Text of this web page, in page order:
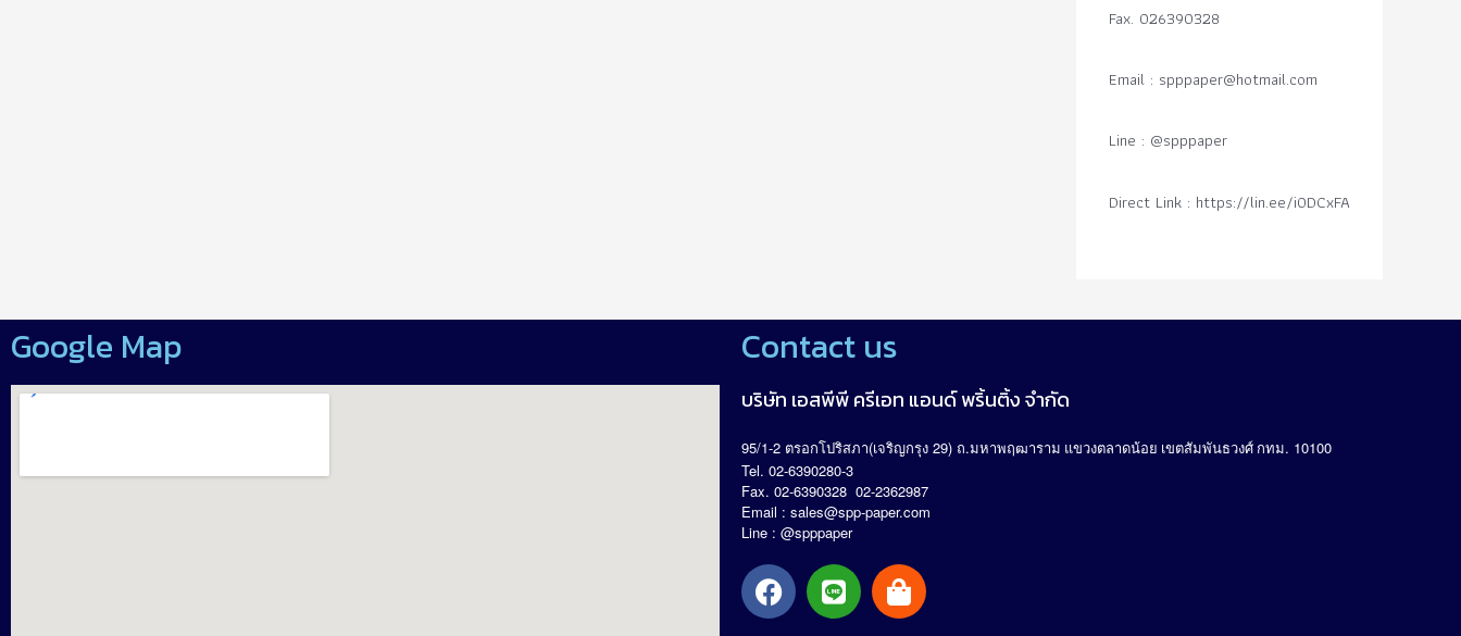
Fax. 026390328
Email : spppaper@hotmail.com
Line : @spppaper
Direct Link : https://lin.ee/i0DCxFA
Google Map Contact us
บริษัท เอสพีพี ครีเอท แอนด์ พริ้นติ้ง จำกัด
95/1-2 ตรอกโปริสภา(เจริญกรุง 29) ถ.มหาพฤฒาราม แขวงตลาดน้อย เขตสัมพันธวงศ์ กทม. 10100
Tel. 02-6390280-3
Fax. 02-6390328 02-2362987
Email : sales@spp-paper.com
Line : @spppaper